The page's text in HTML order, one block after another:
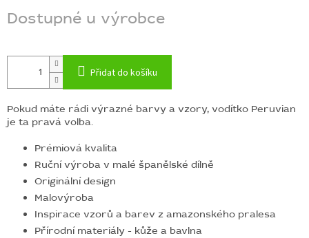
cena:
Dostupné u výrobce
Přidat do košíku
Pokud máte rádi výrazné barvy a vzory, vodítko Peruvian
je ta pravá volba.
Prémiová kvalita
Ruční výroba v malé španělské dílně
Originální design
Malovýroba
Inspirace vzorů a barev z amazonského pralesa
Přírodní materiály - kůže a bavlna